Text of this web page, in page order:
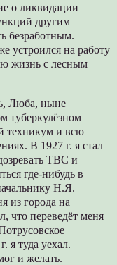
о ликвидации
другим
безработным.
устроился на работу
жизнь с лесным
Люба, ныне
туберкулёзном
техникум и всю
В 1927 г. я стал
ТВС и
где-нибудь в
Н.Я.
из города на
что переведёт меня
я туда уехал.
и желать.